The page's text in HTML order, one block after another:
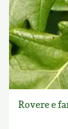
Rovere e